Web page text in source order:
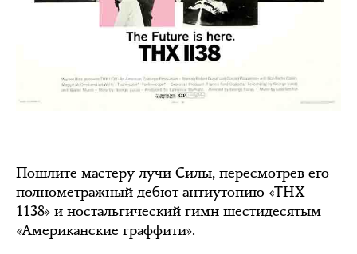
Пошлите мастеру лучи Силы, пересмотрев его
полнометражный дебют-антиутопию «THX
1138» и ностальгический гимн шестидесятым
«Американские граффити».